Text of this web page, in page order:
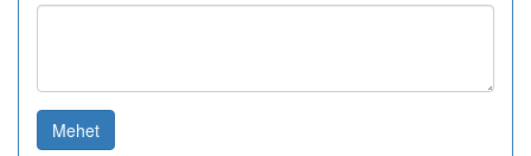
Mehet